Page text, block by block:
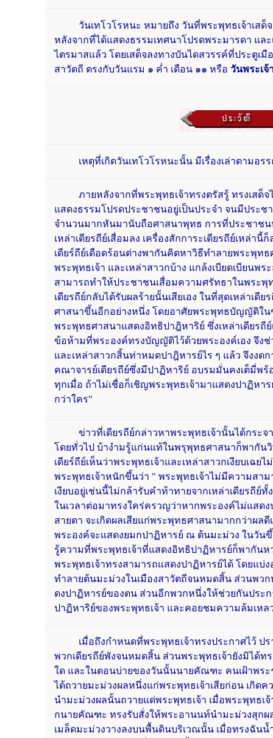
วันเทโวโรหนะ หมายถึง วันที่พระพุทธเจ้าเสด็จ
หลังจากที่ได้แสดงธรรมเทศนาโปรดพระมารดา แ
ไตรมาสแล้ว โดยเสด็จลงทางบันไดสวรรค์ที่ประตูเ
สาวัตถี ตรงกับวันแรม ๑ ค่ำ เดือน ๑๑ หรือ วันพระเจ้
เหตุที่เกิดวันเทโวโรหนะนั้น มีเรื่องเล่าตามอรร
ภายหลังจากที่พระพุทธเจ้าทรงตรัสรู้ ทรงเสด็จ
แสดงธรรมโปรดประชาชนอยู่เป็นประจำ จนมีประ
จำนวนมากหันมานับถือศาสนาพุทธ การที่ประชาช
เหล่าเดียรถีย์เสื่อมลง เครื่องสักการะเดียรถีย์เหล่า
เดียร์ถีย์เดือดร้อนต่างพากันคิดหาวิธีทำลายพระพุท
พระพุทธเจ้า และเหล่าสาวกบ้าง แกล้งเบียดเบียนพ
สามารถทำให้ประชาชนเสื่อมความศรัทธาในพระ
เดียรถีย์กลับได้รับผลร้ายนั้นเสียเอง ในที่สุดเหล่าเดี
ศาสนาขึ้นอีกอย่างหนึ่ง โดยอาศัยพระพุทธบัญญัติใ
พระพุทธศาสนาแสดงอิทธิปาฎิหาริย์ ซึ่งเหล่าเดียรถี
ข้อห้ามที่พระองค์ทรงบัญญัติไว้ด้วยพระองค์เอง จึงช่
และเหล่าสาวกสิ้นท่าหมดปาฎิหารย์ไร ๆ แล้ว จึงงด
คณาจารย์เดียรถีย์ซึ่งมีปาฏิหาริย์ อบรมมั่นคงเต็มี่พร้
ทุกเมื่อ ถ้าไม่เชื่อก็เชิญพระพุทธเจ้ามาแสดงปาฏิหา
กว่าใคร"
ข่าวที่เดียรถีย์กล่าวหาพระพุทธเจ้านั้นได้กระจา
โดยทั่วไป บ้างำมรู้แก่นแท้ในพรุพุทธศาสนาก็พากัน
เดียร์ถีย์เห็นว่าพระพุทธเจ้าและเหล่าสาวกเงียบเฉย
พระพุทธเจ้าหนักขึ้นว่า " พระพุทธเจ้าไม่มีความสา
เงียบอยู่เช่นนี้ไม่กล้ารับคำท้าทายจากเหล่าเดียรถีย์
ในเวลาต่อมาทรงใคร่ครวญว่าหากพระองค์ไม่แสด
สายตา จะเกิดผลเสียแก่พระพุทธศาสนามากกว่าผล
พระองค์จะแสดงยมกปาฏิหารย์ ณ ต้นมะม่วง ในวันขึ้
รู้ความที่พระพุทธเจ้าที่แสดงอิทธิปาฏิหารย์ก็พากัน
พระพุทธเจ้าทรงสามารถแสดงปาฏิหารย์ได้ โดยแบ่
ทำลายต้นมะม่วงในเมืองสาวัตถีจนหมดสิ้น ส่วนพว
ดงปาฏิหารย์ของตน ส่วนอีกพวกหนึ่งให้ช่วยกันประ
ปาฏิหาริย์ของพระพุทธเจ้า และคอยชมความล้มเห
เมื่อถึงกำหนดที่พระพุทธเจ้าทรงประกาศไว้ ป
พวกเดียรถีย์พังจนหมดสิ้น ส่วนพระพุทธเจ้ายังมิได้ท
ใด และในตอนบ่ายของวันนั้นนายคัณฑะ คนเฝ้าพระ
ได้ถวายมะม่วงผลหนึ่งแก่พระพุทธเจ้าเสียก่อน เกิด
นำมะม่วงผลนั้นถวายแด่พระพุทธเจ้า เมื่อพระพุทธเ
กนายคัณฑะ ทรงรับสั่งให้พระอานนท์นำมะม่วงสุกผ
เมล็ดมะม่วงวางลงบนพื้นดินบริเวณนั้น เมื่อทรงฉัน